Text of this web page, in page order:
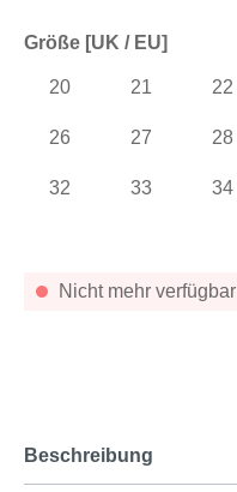
Nicht mehr verfügbar
Größe [UK / EU]
20 21 22
26 27 28
32 33 34
Beschreibung